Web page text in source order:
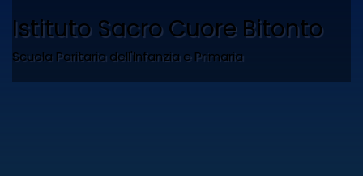
Istituto Sacro Cuore Bitonto
Scuola Paritaria dell'Infanzia e Primaria